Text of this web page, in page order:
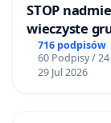
STOP
wieczyste
ogrody
716 podpisów
60 Podpisy /
29 Jul 2026